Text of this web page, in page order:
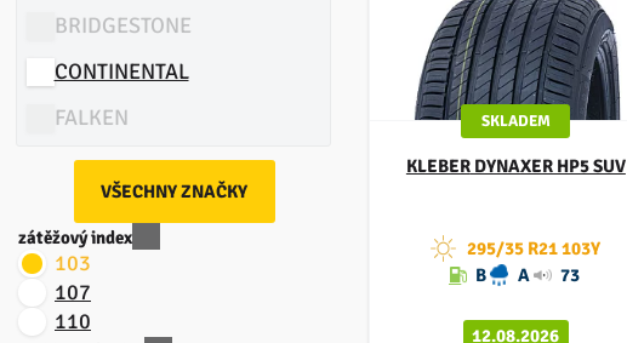
BRIDGESTONE
CONTINENTAL
FALKEN
FULDA
GRIPMAX
HANKOOK
VŠECHNY ZNAČKY
zátěžový index
103
107
110
SKLADEM
KLEBERDYNAXER HP5 SUV
295/35 R21 103Y
B
A 73
12.08.2026